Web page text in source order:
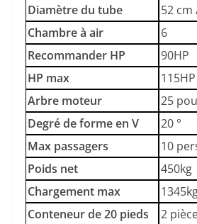
Diamètre du tube
52 cm
Chambre à air
6
Recommander HP
90HP
HP max
115HP
Arbre moteur
25
Degré de forme en V
20 °
Max passagers
10
Poids net
450kg
Chargement max
Conteneur de 20 pieds
2